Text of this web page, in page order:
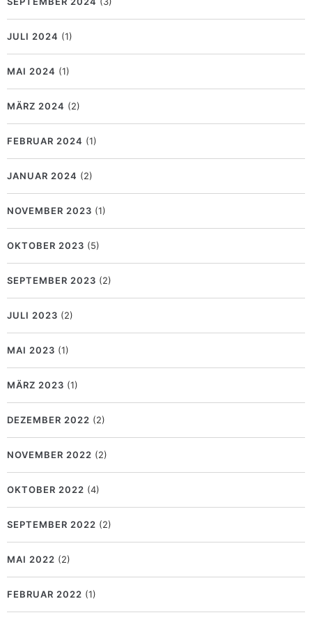
JULI 2024 (1)
MAI 2024 (1)
MÄRZ 2024 (2)
FEBRUAR 2024 (1)
JANUAR 2024 (2)
NOVEMBER 2023 (1)
OKTOBER 2023 (5)
SEPTEMBER 2023 (2)
JULI 2023 (2)
MAI 2023 (1)
MÄRZ 2023 (1)
DEZEMBER 2022 (2)
NOVEMBER 2022 (2)
OKTOBER 2022 (4)
SEPTEMBER 2022 (2)
MAI 2022 (2)
FEBRUAR 2022 (1)